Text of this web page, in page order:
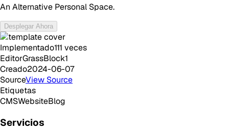
An Alternative Personal Space.
Desplegar Ahora
Implementado111 veces
EditorGrassBlock1
Creado2024-06-07
SourceView Source
Etiquetas
CMSWebsiteBlog
Servicios